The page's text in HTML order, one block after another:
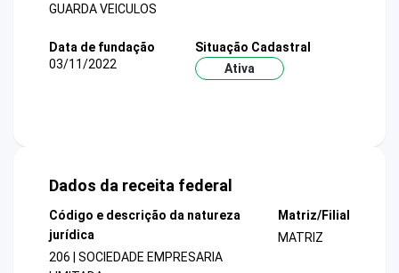
GUARDA VEICULOS
Data de fundação
03/11/2022
Situação Cadastral
Ativa
Dados da receita federal
Código e descrição da natureza
jurídica
206 | SOCIEDADE EMPRESARIA
Matriz/Filial
MATRIZ